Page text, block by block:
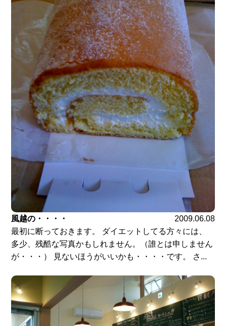
風越の・・・・
2009.06.08
最初に断っておきます。 ダイエットしてる方々には、
多少、残酷な写真かもしれません。（誰とは申しません
が・・・） 見ないほうがいいかも・・・・です。 さ...